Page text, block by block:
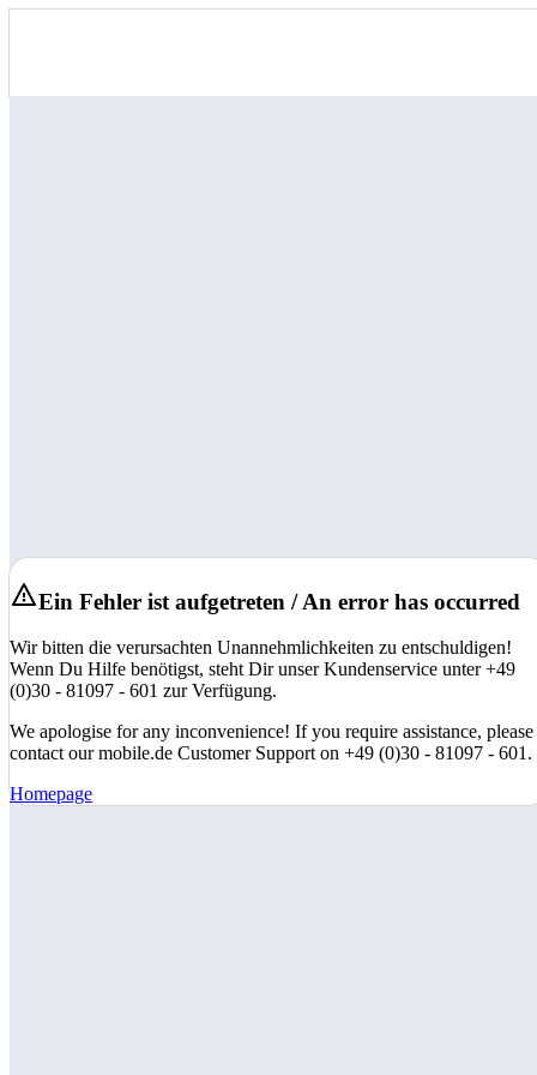
Ein Fehler ist aufgetreten / An error has occurred
Wir bitten die verursachten Unannehmlichkeiten zu entschuldigen!
Wenn Du Hilfe benötigst, steht Dir unser Kundenservice unter +49
(0)30 - 81097 - 601 zur Verfügung.
We apologise for any inconvenience! If you require assistance, please
contact our mobile.de Customer Support on +49 (0)30 - 81097 - 601.
Homepage